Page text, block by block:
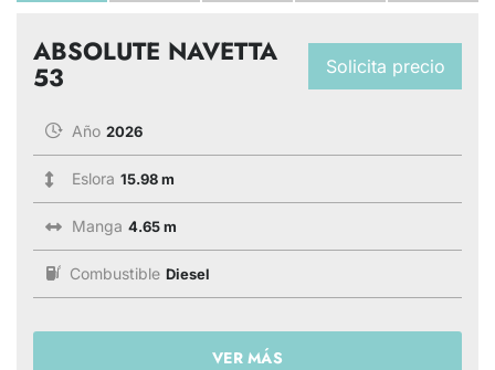
Solicita precio
ABSOLUTE NAVETTA
53
Año 2026
Eslora 15.98 m
Manga 4.65 m
Combustible Diesel
VER MÁS